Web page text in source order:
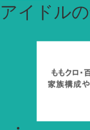
ー
カ
アイドル